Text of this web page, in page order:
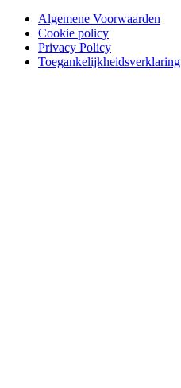
Algemene Voorwaarden
Cookie policy
Privacy Policy
Toegankelijkheidsverklaring